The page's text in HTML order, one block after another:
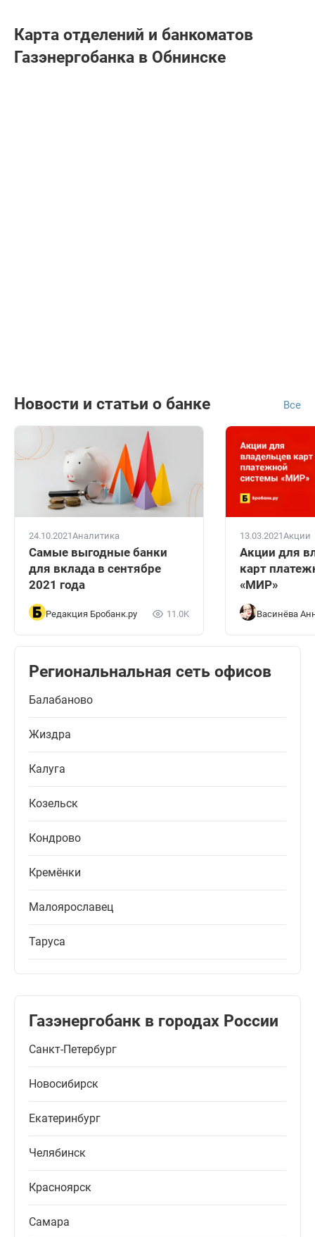
Карта отделений и банкоматов
Газэнергобанкa в Обнинске
Новости и статьи о банке Все
24.10.2021Аналитика
Самые выгодные банки
для вклада в сентябре
2021 года
Редакция Бробанк.ру 11.0K
13.03.2021Акции
Акции для
карт
«МИР»
Васинёва
Региональнальная сеть офисов
Балабаново
Жиздра
Калуга
Козельск
Кондрово
Кремёнки
Малоярославец
Таруса
Газэнергобанк в городах России
Санкт-Петербург
Новосибирск
Екатеринбург
Челябинск
Красноярск
Самара